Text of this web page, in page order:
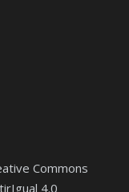
Commons
4.0